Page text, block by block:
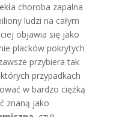
choroba zapalna
ludzi na całym
objawia się jako
placków pokrytych
przybiera tak
przypadkach
w bardzo ciężką
znaną jako